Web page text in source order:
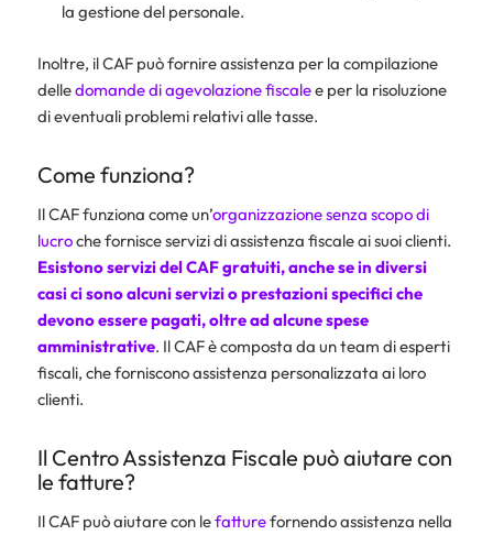
la gestione del personale.
Inoltre, il CAF può fornire assistenza per la compilazione
delledomande di agevolazione fiscalee per la risoluzione
di eventuali problemi relativi alle tasse.
Come funziona?
Il CAF funziona come un’organizzazione senza scopo di
lucroche fornisce servizi di assistenza fiscale ai suoi clienti.
Esistono servizi del CAF gratuiti, anche se in diversi
casi ci sono alcuni servizi o prestazioni specifici che
devono essere pagati, oltre ad alcune spese
amministrative. Il CAF è composta da un team di esperti
fiscali, che forniscono assistenza personalizzata ai loro
clienti.
Il Centro Assistenza Fiscale può aiutare con
le fatture?
Il CAF può aiutare con lefatturefornendo assistenza nella